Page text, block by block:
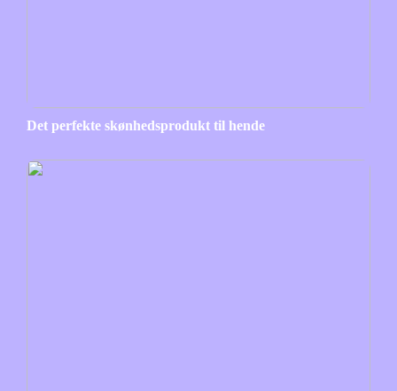
Det perfekte skønhedsprodukt til hende